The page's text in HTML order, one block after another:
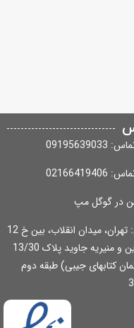
گوگل مپ
آدرس: تهران، میدان انقلاب، بین خ 12
فروردین و منیریه جاوید پلاک 13/30
جیبی) طبقه دوم